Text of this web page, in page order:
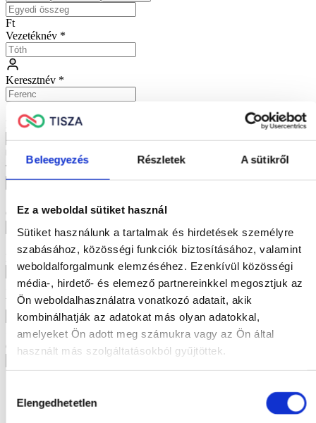
Beleegyezés Részletek A sütikről
Ez a weboldal sütiket használ
Sütiket használunk a tartalmak és hirdetések személyre
szabásához, közösségi funkciók biztosításához, valamint
weboldalforgalmunk elemzéséhez. Ezenkívül közösségi
média-, hirdető- és elemező partnereinkkel megosztjuk az
Ön weboldalhasználatra vonatkozó adatait, akik
kombinálhatják az adatokat más olyan adatokkal,
amelyeket Ön adott meg számukra vagy az Ön által
használt más szolgáltatásokból gyűjtöttek.
kiválasztása
Elengedhetetlen
Ft
Vezetéknév *
Keresztnév *
E-mail cím *
Telefonszám
Cím keresése
Irányítószám
Város
Cím